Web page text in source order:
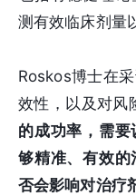
测有效临床剂量
Roskos博士在
效性，以及对风
的成功率，需
够精准、有效
否会影响对治疗